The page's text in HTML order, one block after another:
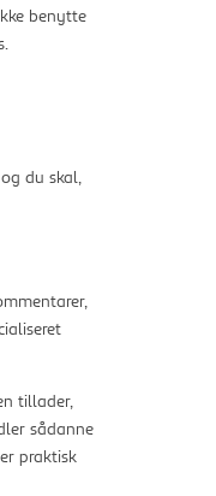
benytte
du skal,
tillader,
sådanne
praktisk